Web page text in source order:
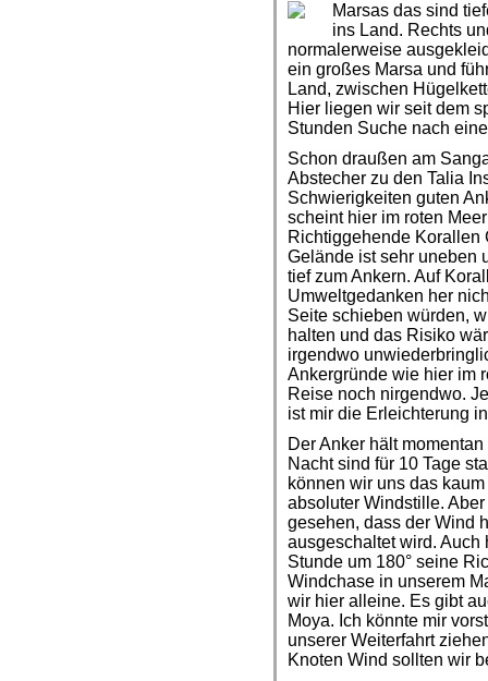
Marsas das sind
ins Land. Rechts
normalerweise
ein großes Marsa und
Land, zwischen
Hier liegen wir seit dem
Stunden Suche nach
Schon draußen am
Abstecher zu den Talia
Schwierigkeiten guten
scheint hier im roten
Richtiggehende Korallen
Gelände ist sehr uneben
tief zum Ankern. Auf
Umweltgedanken her
Seite schieben würden,
halten und das Risiko
irgendwo
Ankergründe wie hier im
Reise noch nirgendwo.
ist mir die Erleichterung
Der Anker hält
Nacht sind für 10 Tage
können wir uns das
absoluter Windstille.
gesehen, dass der Wind
ausgeschaltet wird.
Stunde um 180° seine
Windchase in unserem
wir hier alleine. Es gibt
Moya. Ich könnte mir
unserer Weiterfahrt
Knoten Wind sollten wir